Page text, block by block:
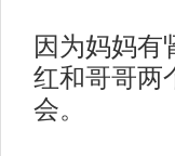
因为妈妈有
红和哥哥两
会。